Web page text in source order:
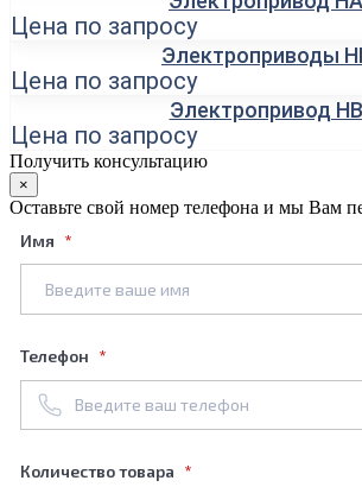
Цена по запросу
Электроприводы
Цена по запросу
Электропривод НВ
Цена по запросу
Получить консультацию
×
Оставьте свой номер телефона и мы Вам
Имя
Телефон
Количество товара